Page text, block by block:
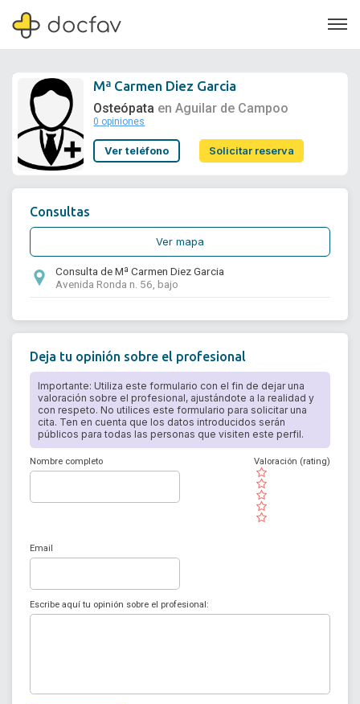
Soporte
Mª Carmen Diez Garcia
Osteópata en Aguilar de Campoo
0 opiniones
Ver teléfono Solicitar reserva
Consultas
Ver mapa
Consulta de Mª Carmen Diez Garcia
Avenida Ronda n. 56, bajo
Deja tu opinión sobre el profesional
Importante: Utiliza este formulario con el fin de dejar una
valoración sobre el profesional, ajustándote a la realidad y
con respeto. No utilices este formulario para solicitar una
cita. Ten en cuenta que los datos introducidos serán
públicos para todas las personas que visiten este perfil.
Nombre completo
( )
( )
( )
( )
( )
Valoración (rating)
Email
Escribe aquí tu opinión sobre el profesional: